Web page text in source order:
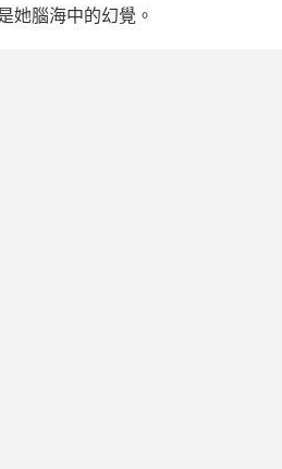
她腦海中的幻覺。